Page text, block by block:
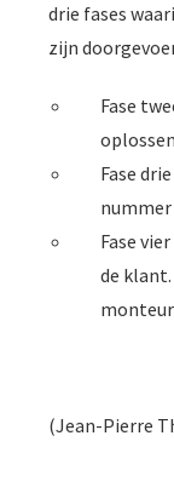
drie fases
zijn
Fase
Fase
Fase
de
(Jean-Pierre